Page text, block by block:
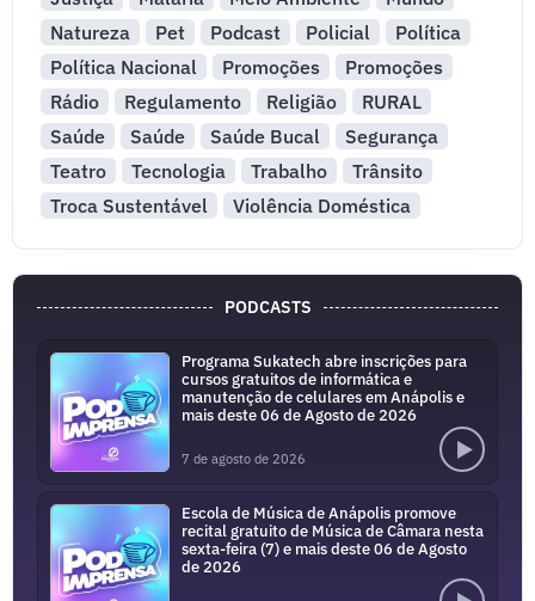
Natureza
Pet Podcast Policial
Política
Política Nacional
Promoções
Promoções
Rádio
Regulamento Religião
RURAL
Saúde
Saúde Saúde Bucal
Segurança
Teatro
Tecnologia Trabalho
Trânsito
Troca Sustentável
Violência Doméstica
PODCASTS
Programa Sukatech abre inscrições para
cursos gratuitos de informática e
manutenção de celulares em Anápolis e
mais deste 06 de Agosto de 2026
7 de agosto de 2026
Escola de Música de Anápolis promove
recital gratuito de Música de Câmara nesta
sexta-feira (7) e mais deste 06 de Agosto
de 2026